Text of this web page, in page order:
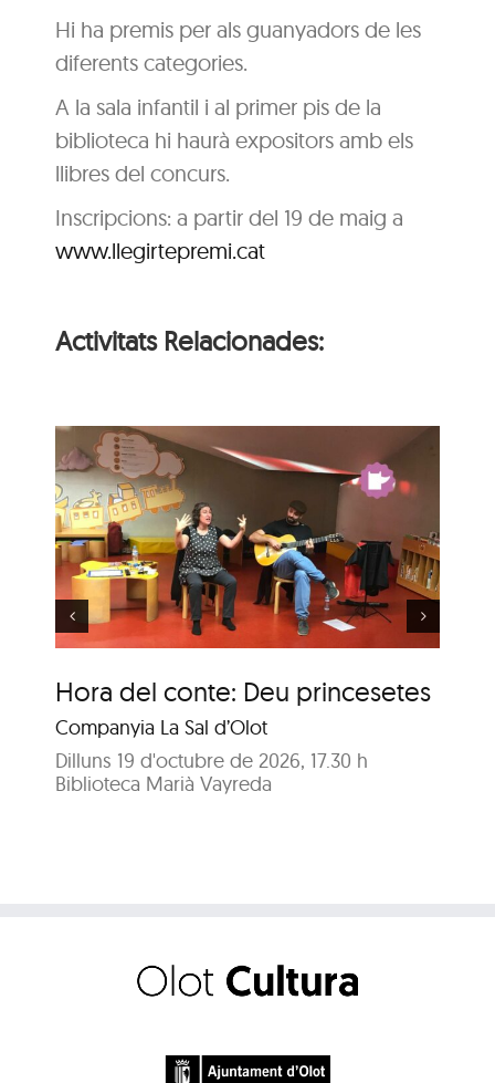
Hi ha premis per als guanyadors de les
diferents categories.
A la sala infantil i al primer pis de la
biblioteca hi haurà expositors amb els
llibres del concurs.
Inscripcions: a partir del 19 de maig a
www.llegirtepremi.cat
Activitats Relacionades:
Hora del conte: Deu princesetes
Companyia La Sal d’Olot
Dilluns 19 d'octubre de 2026, 17.30 h
Biblioteca Marià Vayreda
Hora del conte per a
nadons: La festa
d’aniversari